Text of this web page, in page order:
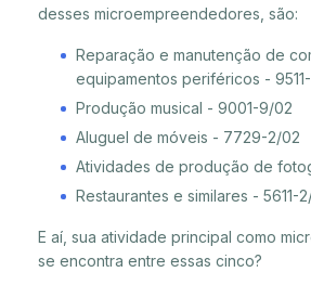
desses microempreendedores, são:
Reparação e manutenção de
equipamentos periféricos -
Produção musical - 9001-9/02
Aluguel de móveis - 7729-2/02
Atividades de produção de
Restaurantes e similares - 5611-
E aí, sua atividade principal como
se encontra entre essas cinco?